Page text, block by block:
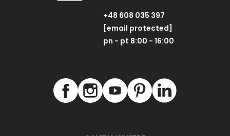
+48 608 035 397
[email protected]
pn - pt 8:00 - 16:00